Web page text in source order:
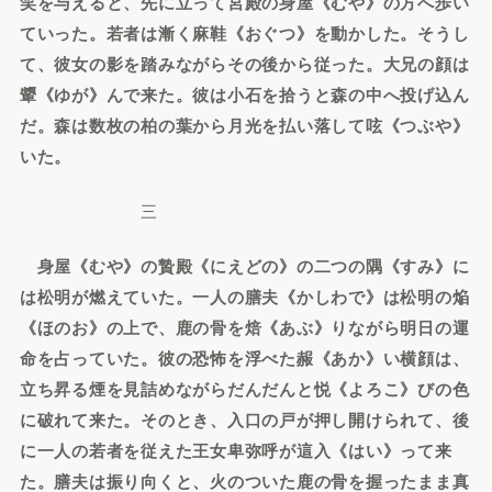
ていった。若者は漸く麻鞋《おぐつ》を動かした。そうし
て、彼女の影を踏みながらその後から従った。大兄の顔は
顰《ゆが》んで来た。彼は小石を拾うと森の中へ投げ込ん
だ。森は数枚の柏の葉から月光を払い落して呟《つぶや》
いた。
三
身屋《むや》の贄殿《にえどの》の二つの隅《すみ》に
は松明が燃えていた。一人の膳夫《かしわで》は松明の焔
《ほのお》の上で、鹿の骨を焙《あぶ》りながら明日の運
命を占っていた。彼の恐怖を浮べた赧《あか》い横顔は、
立ち昇る煙を見詰めながらだんだんと悦《よろこ》びの色
に破れて来た。そのとき、入口の戸が押し開けられて、後
に一人の若者を従えた王女卑弥呼が這入《はい》って来
た。膳夫は振り向くと、火のついた鹿の骨を握ったまま真